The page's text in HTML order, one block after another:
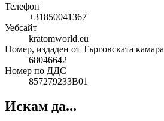
Телефон
+31850041367
Уебсайт
kratomworld.eu
Номер, издаден от Търговската камара
68046642
Номер по ДДС
857279233B01
Искам да...